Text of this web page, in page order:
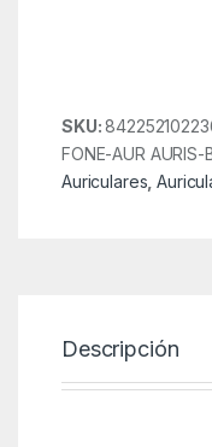
SKU:
FONE-AUR AURIS-
Auriculares ,
Descripción